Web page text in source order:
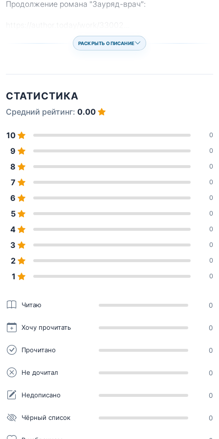
Продолжение романа "Зауряд-врач":
РАСКРЫТЬ ОПИСАНИЕ
СТАТИСТИКА
Средний рейтинг: 0.00
10 0
9 0
8 0
7 0
6 0
5 0
4 0
3 0
2 0
1 0
Читаю 0
Хочу прочитать 0
Прочитано 0
Не дочитал 0
Недописано 0
Чёрный список 0